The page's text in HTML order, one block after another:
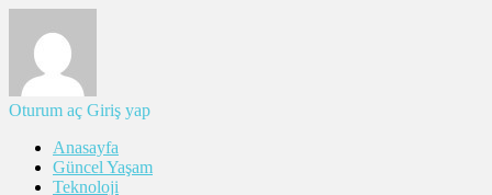
Oturum aç Giriş yap
Anasayfa
Güncel Yaşam
Teknoloji